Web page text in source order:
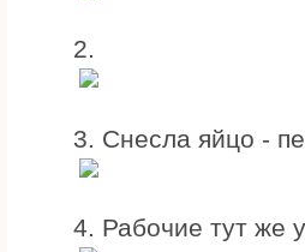
2.
3. Снесла яйцо -
4. Рабочие тут же